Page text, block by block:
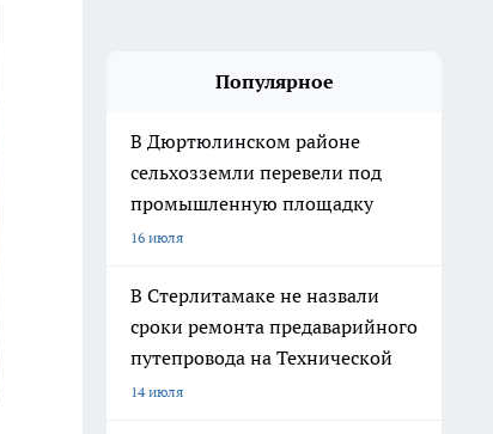
Популярное
В Дюртюлинском районе
сельхозземли перевели под
промышленную площадку
16 июля
В Стерлитамаке не назвали
сроки ремонта предаварийного
путепровода на Технической
14 июля